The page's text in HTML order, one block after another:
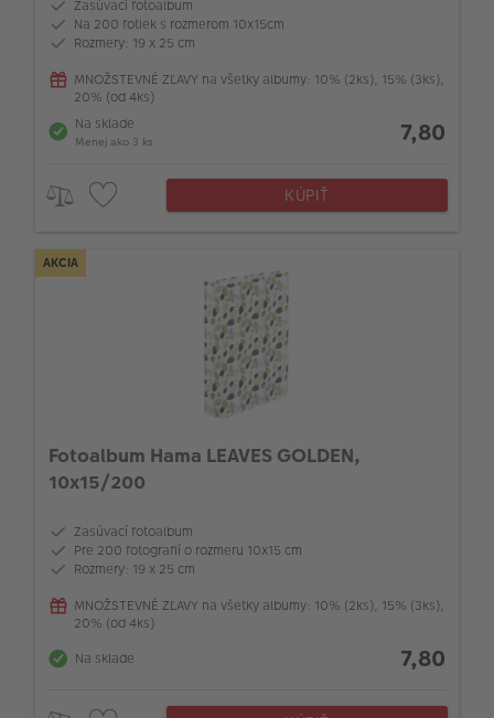
Zasúvací fotoalbum
Na 200 fotiek s rozmerom 10x15cm
Rozmery: 19 x 25 cm
MNOŽSTEVNÉ ZĽAVY na všetky albumy: 10% (2ks), 15% (3ks),
20% (od 4ks)
Na sklade
Menej ako 3 ks 7,80
KÚPIŤ
AKCIA
Fotoalbum Hama LEAVES GOLDEN,
10x15/200
Zasúvací fotoalbum
Pre 200 fotografií o rozmeru 10x15 cm
Rozmery: 19 x 25 cm
MNOŽSTEVNÉ ZĽAVY na všetky albumy: 10% (2ks), 15% (3ks),
20% (od 4ks)
Na sklade
7,80